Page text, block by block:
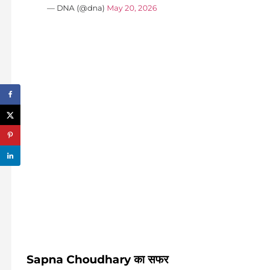
— DNA (@dna) May 20, 2026
Sapna Choudhary का सफर